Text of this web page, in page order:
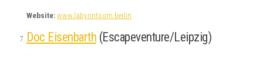
Kamun-Ra(ExitGames/Halle)